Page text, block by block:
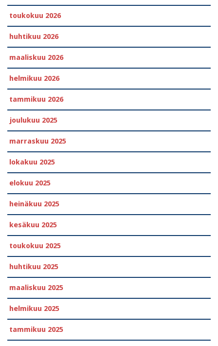
toukokuu 2026
huhtikuu 2026
maaliskuu 2026
helmikuu 2026
tammikuu 2026
joulukuu 2025
marraskuu 2025
lokakuu 2025
elokuu 2025
heinäkuu 2025
kesäkuu 2025
toukokuu 2025
huhtikuu 2025
maaliskuu 2025
helmikuu 2025
tammikuu 2025